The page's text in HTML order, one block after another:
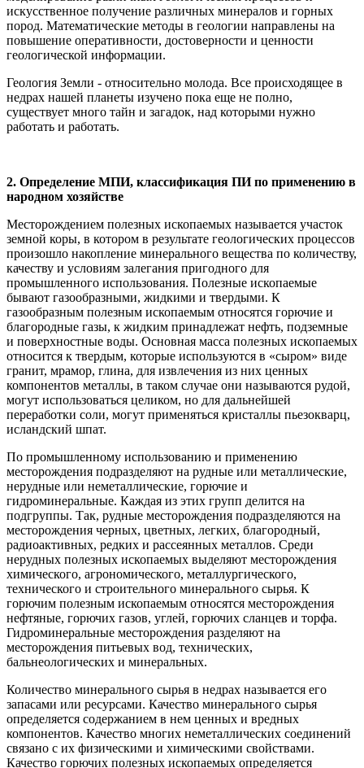
искусственное получение различных минералов и горных
пород. Математические методы в геологии направлены на
повышение оперативности, достоверности и ценности
геологической информации.
Геология Земли - относительно молода. Все происходящее в
недрах нашей планеты изучено пока еще не полно,
существует много тайн и загадок, над которыми нужно
работать и работать.
2. Определение МПИ, классификация ПИ по применению в
народном хозяйстве
Месторождением полезных ископаемых называется участок
земной коры, в котором в результате геологических процессов
произошло накопление минерального вещества по количеству,
качеству и условиям залегания пригодного для
промышленного использования. Полезные ископаемые
бывают газообразными, жидкими и твердыми. К
газообразным полезным ископаемым относятся горючие и
благородные газы, к жидким принадлежат нефть, подземные
и поверхностные воды. Основная масса полезных ископаемых
относится к твердым, которые используются в «сыром» виде
гранит, мрамор, глина, для извлечения из них ценных
компонентов металлы, в таком случае они называются рудой,
могут использоваться целиком, но для дальнейшей
переработки соли, могут применяться кристаллы пьезокварц,
исландский шпат.
По промышленному использованию и применению
месторождения подразделяют на рудные или металлические,
нерудные или неметаллические, горючие и
гидроминеральные. Каждая из этих групп делится на
подгруппы. Так, рудные месторождения подразделяются на
месторождения черных, цветных, легких, благородный,
радиоактивных, редких и рассеянных металлов. Среди
нерудных полезных ископаемых выделяют месторождения
химического, агрономического, металлургического,
технического и строительного минерального сырья. К
горючим полезным ископаемым относятся месторождения
нефтяные, горючих газов, углей, горючих сланцев и торфа.
Гидроминеральные месторождения разделяют на
месторождения питьевых вод, технических,
бальнеологических и минеральных.
Количество минерального сырья в недрах называется его
запасами или ресурсами. Качество минерального сырья
определяется содержанием в нем ценных и вредных
компонентов. Качество многих неметаллических соединений
связано с их физическими и химическими свойствами.
Качество горючих полезных ископаемых определяется